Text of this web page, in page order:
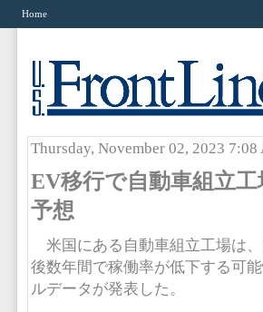
Home
Thursday, November 02, 2023 7:08
EV移行で自動車組立
予想
米国にある自動車組立工場は
後数年間で稼働率が低下する可
ルデータが発表した。